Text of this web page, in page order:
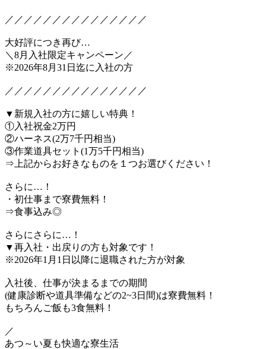
／／／／／／／／／／／／／／／
大好評につき再び…
＼8月入社限定キャンペーン／
※2026年8月31日迄に入社の方
／／／／／／／／／／／／／／／
▼新規入社の方に嬉しい特典！
①入社祝金2万円
②ハーネス(2万7千円相当)
③作業道具セット(1万5千円相当)
⇒上記からお好きなものを１つお選びください！
さらに…！
・初仕事まで寮費無料！
⇒食事込み◎
さらにさらに…！
▼再入社・出戻りの方も対象です！
※2026年1月1日以降に退職された方が対象
入社後、仕事が決まるまでの期間
(健康診断や道具準備などの2~3日間)は寮費無料！
もちろんご飯も3食無料！
／
あつ～い夏も快適な寮生活